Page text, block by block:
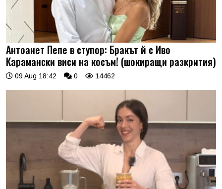
Антоанет Пепе в ступор: Бракът й с Иво
Карамански виси на косъм! (шокиращи разкрития)
09 Aug 18:42 0 14462